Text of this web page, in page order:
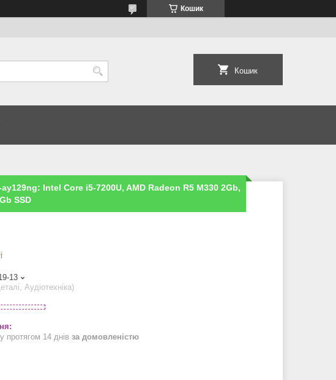
Кошик
Кошик
Intel Core i5-7200U, AMD Radeon R5 M330 2Gb,
SSD
13
Аудіотехніка)
протягом 14 днів за домовленістю